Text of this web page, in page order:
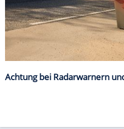
Achtung bei Radarwarnern